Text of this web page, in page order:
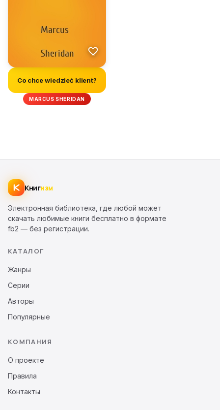
Co chce wiedzieć klient?
MARCUS SHERIDAN
Книгизм
Электронная библиотека, где любой может
скачать любимые книги бесплатно в формате
fb2 — без регистрации.
КАТАЛОГ
Жанры
Серии
Авторы
Популярные
КОМПАНИЯ
О проекте
Правила
Контакты